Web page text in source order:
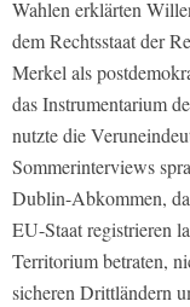
Wahlen erklärten
dem Rechtsstaat der
Merkel als
das Instrumentarium
nutzte die
Sommerinterviews
Dublin-Abkommen,
EU-Staat registrieren
Territorium betraten,
sicheren Drittländern